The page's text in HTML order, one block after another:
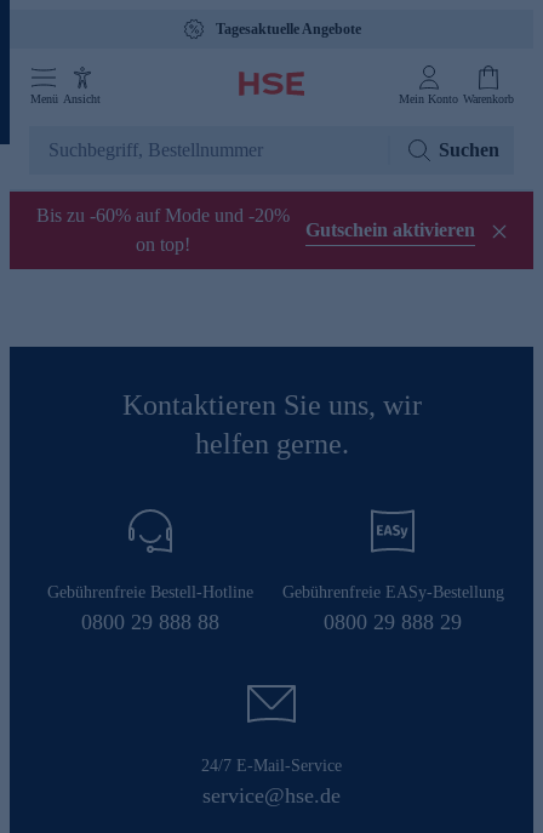
Tagesaktuelle Angebote
Menü Ansicht Mein Konto Warenkorb
Suchen
Bis zu -60% auf Mode und -20%
on top!
Gutschein aktivieren
Kontaktieren Sie uns, wir
helfen gerne.
Gebührenfreie Bestell-Hotline
0800 29 888 88
Gebührenfreie EASy-Bestellung
0800 29 888 29
24/7 E-Mail-Service
service@hse.de